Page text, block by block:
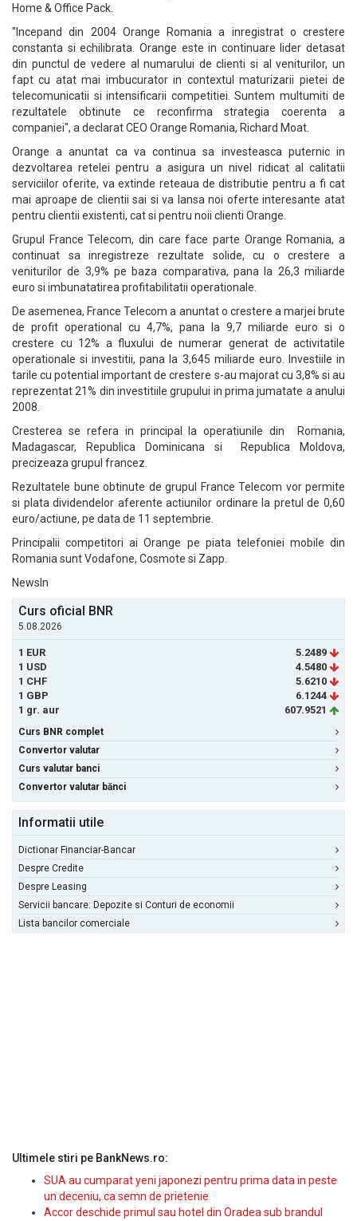
Home & Office Pack.
"Incepand din 2004 Orange Romania a inregistrat o crestere
constanta si echilibrata. Orange este in continuare lider detasat
din punctul de vedere al numarului de clienti si al veniturilor, un
fapt cu atat mai imbucurator in contextul maturizarii pietei de
telecomunicatii si intensificarii competitiei. Suntem multumiti de
rezultatele obtinute ce reconfirma strategia coerenta a
companiei", a declarat CEO Orange Romania, Richard Moat.
Orange a anuntat ca va continua sa investeasca puternic in
dezvoltarea retelei pentru a asigura un nivel ridicat al calitatii
serviciilor oferite, va extinde reteaua de distributie pentru a fi cat
mai aproape de clientii sai si va lansa noi oferte interesante atat
pentru clientii existenti, cat si pentru noii clienti Orange.
Grupul France Telecom, din care face parte Orange Romania, a
continuat sa inregistreze rezultate solide, cu o crestere a
veniturilor de 3,9% pe baza comparativa, pana la 26,3 miliarde
euro si imbunatatirea profitabilitatii operationale.
De asemenea, France Telecom a anuntat o crestere a marjei brute
de profit operational cu 4,7%, pana la 9,7 miliarde euro si o
crestere cu 12% a fluxului de numerar generat de activitatile
operationale si investitii, pana la 3,645 miliarde euro. Investiile in
tarile cu potential important de crestere s-au majorat cu 3,8% si au
reprezentat 21% din investitiile grupului in prima jumatate a anului
2008.
Cresterea se refera in principal la operatiunile din Romania,
Madagascar, Republica Dominicana si Republica Moldova,
precizeaza grupul francez.
Rezultatele bune obtinute de grupul France Telecom vor permite
si plata dividendelor aferente actiunilor ordinare la pretul de 0,60
euro/actiune, pe data de 11 septembrie.
Principalii competitori ai Orange pe piata telefoniei mobile din
Romania sunt Vodafone, Cosmote si Zapp.
NewsIn
Curs oficial BNR
5.08.2026
1 EUR
5.2489
1 USD
4.5480
1 CHF
5.6210
1 GBP
6.1244
1 gr. aur
607.9521
Curs BNR complet
Convertor valutar
Curs valutar banci
Convertor valutar bănci
Informatii utile
Dictionar Financiar-Bancar
Despre Credite
Despre Leasing
Servicii bancare: Depozite si Conturi de economii
Lista bancilor comerciale
Ultimele stiri pe BankNews.ro:
SUA au cumparat yeni japonezi pentru prima data in peste
un deceniu, ca semn de prietenie
Accor deschide primul sau hotel din Oradea sub brandul